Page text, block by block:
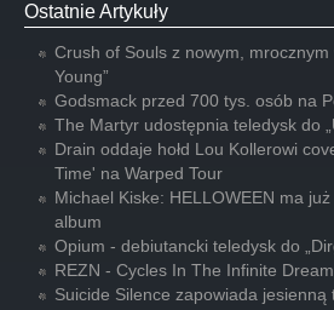
Ostatnie Artykuły
Crush of Souls z nowym,
Young”
Godsmack przed 700 tys. osób na
The Martyr udostępnia teledysk do
Drain oddaje hołd Lou Kollerowi
Time' na Warped Tour
Michael Kiske: HELLOWEEN ma
album
Opium - debiutancki teledysk do
REZN - Cycles In The Infinite Dream
Suicide Silence zapowiada jesienną